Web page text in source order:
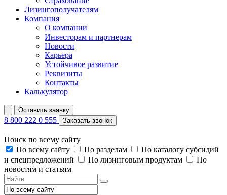
Лизингополучателям
Компания
О компании
Инвесторам и партнерам
Новости
Карьера
Устойчивое развитие
Реквизиты
Контакты
Калькулятор
Оставить заявку
8 800 222 0 555 Заказать звонок
Поиск по всему сайту
По всему сайту
По разделам
По каталогу субсидий
и спецпредложений
По лизинговым продуктам
По
новостям и статьям